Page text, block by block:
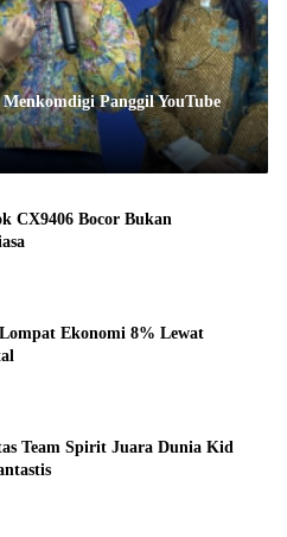
Panggil YouTube
CX9406 Bocor Bukan
Ekonomi 8% Lewat
Team Spirit Juara Dunia Kid